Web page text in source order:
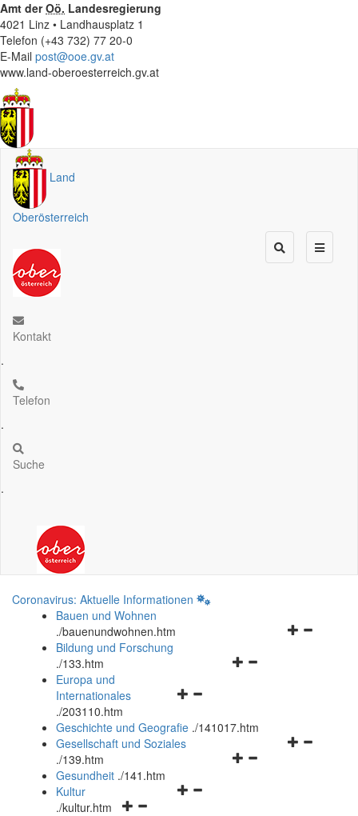
Amt derOö. Landesregierung
4021 Linz • Landhausplatz 1
Telefon (+43 732) 77 20-0
E-Mail post@ooe.gv.at
www.land-oberoesterreich.gv.at
Land
Oberösterreich
Kontakt
.
Telefon
.
Suche
.
Coronavirus: Aktuelle Informationen
Bauen und Wohnen
./bauenundwohnen.htm
Navigationsmenü
Bildung und Forschung
./133.htm
Navigationsmenü
und
schließen
Europa und
Internationales
./203110.htm
Geschichte und Geografie ./141017.htm
Navigationsmenü
Gesellschaft und Soziales
./139.htm
Navigationsmenü
Gesundheit ./141.htm
Navigationsmenü
Kultur
./kultur.htm